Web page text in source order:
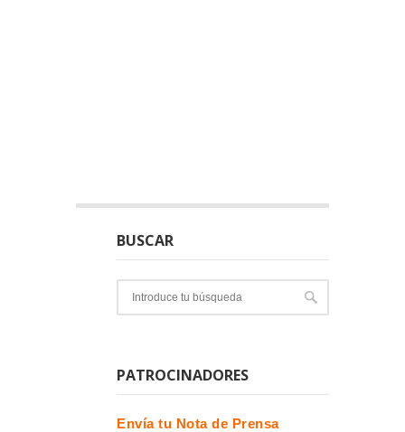
BUSCAR
PATROCINADORES
Envía tu Nota de Prensa